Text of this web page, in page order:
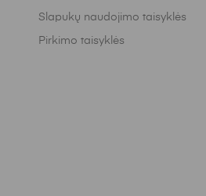
Slapukų naudojimo taisyklės
Pirkimo taisyklės